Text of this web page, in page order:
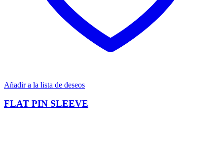
Añadir a la lista de deseos
FLAT PIN SLEEVE